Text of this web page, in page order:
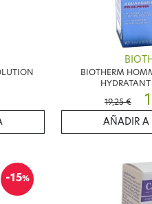
BIOTHERM
19,25 €
AÑADIR A
-15%